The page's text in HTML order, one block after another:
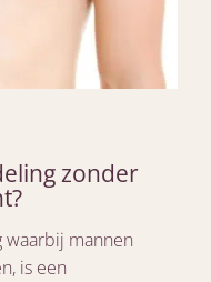
zonder
waarbij mannen
is een